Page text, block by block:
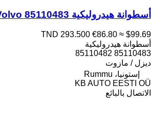
أسطوانة هيدروليكية Volvo 85110483 لـ الشاحنات Volvo FH12, FH16, NH12, FH, VNL780 (1993-2014)
TND 293.500 €86.80 ≈ $99.69
أسطوانة هيدروليكية
85110483 85110482
ديزل / مازوت
إستونيا، Rummu
KB AUTO EESTI OÜ
الاتصال بالبائع